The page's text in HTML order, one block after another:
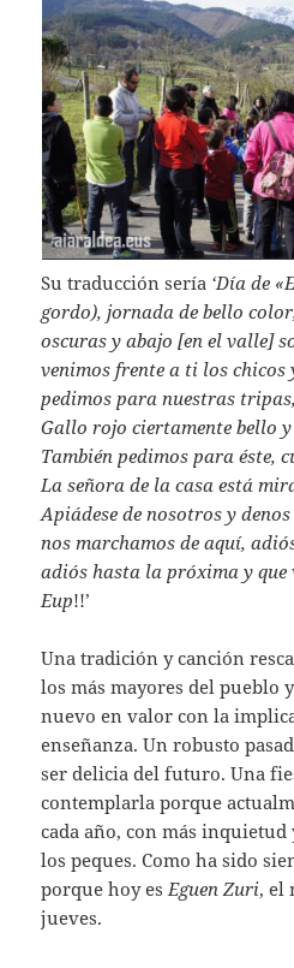
Su traducción sería ‘Día de
gordo), jornada de bello
oscuras y abajo [en el valle]
venimos frente a ti los chicos
pedimos para nuestras
Gallo rojo ciertamente bello
También pedimos para éste,
La señora de la casa está
Apiádese de nosotros y
nos marchamos de aquí,
adiós hasta la próxima y que
Eup!!’
Una tradición y canción
los más mayores del pueblo
nuevo en valor con la
enseñanza. Un robusto
ser delicia del futuro. Una
contemplarla porque
cada año, con más inquietud
los peques. Como ha sido
porque hoy es Eguen Zuri, el
jueves.